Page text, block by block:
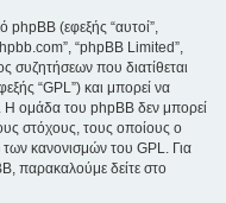
phpBB (εφεξής “αυτοί”,
“phpBB Limited”,
συζητήσεων που διατίθεται
“GPL”) και μπορεί να
. Η ομάδα του phpBB δεν μπορεί
στόχους, τους οποίους ο
κανονισμών του GPL. Για
παρακαλούμε δείτε στο